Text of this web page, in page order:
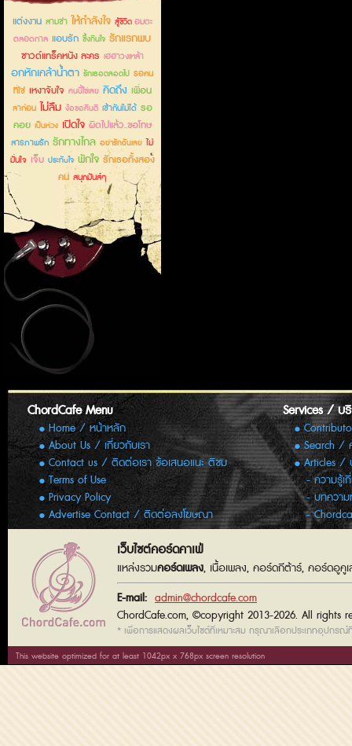
แต่งงาน สามช่า ให้กำลังใจ สู้ชีวิตอมตะ
ตลอดกาล แอบรัก ซึ้งกินใจ รักแรกพบ
ซาวด์แทร็คหนัง ละคร เฮฮาวงเหล้า
อกหักเคล้าน้ำตา รักเธอตลอดไป รอคน
ที่ใช่ เหงาจับใจ คนนี้ใช่เลย คิดถึง เพื่อน
ลาก่อน ไม่ลืม ง้อขอคืนดี เข้ากันไม่ได้ รอ
คอย เป็นห่วง เปิดใจ ผิดไปแล้ว..ขอโทษ
สารภาพรัก รักทางไกล อย่ารักฉันเลย ไม่
มั่นใจ เจ็บ ประทับใจ พักใจ รักเธอทั้งสอง
คน สนุกมันส์ๆ
ChordCafe Menu
Home / หน้าหลัก
About Us / เกี่ยวกับเรา
Contact us / ติดต่อเรา ข้อเสนอแนะ ติชม
Terms of Use
Privacy Policy
Advertise Contact / ติดต่อลงโฆษณา
Services / บ
Search /
Articles /
ความรู้
บทความ
เว็บไซต์คอร์ดคาเฟ่
แหล่งรวมคอร์ดเพลง, เนื้อเพลง, คอร์ดกีต้าร์, คอร์ดอูคู
E-mail: admin@chordcafe.com
ChordCafe.com, ©copyright 2013-2026. All rights
* เพื่อการแสดงผลเว็บไซต์ที่เหมาะสม กรุณาเลือกประเภทอุปกรณ์
This website optimized for at least 1042px x 768px screen resolution